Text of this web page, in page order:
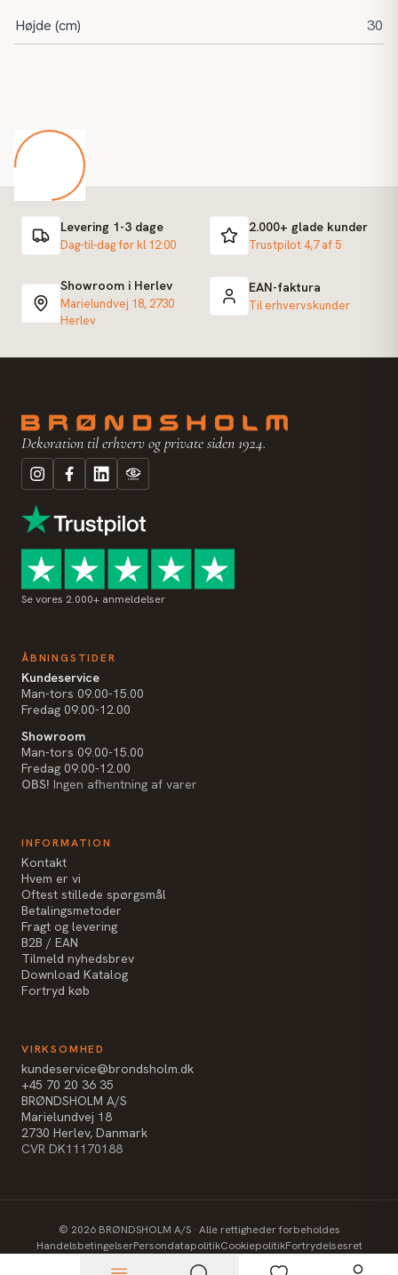
Højde (cm)
30
Levering 1-3 dage
Dag-til-dag før kl 12:00
2.000+ glade kunder
Trustpilot 4,7 af 5
Showroom i Herlev
Marielundvej 18, 2730
Herlev
EAN-faktura
Til erhvervskunder
Dekoration til erhverv og private siden 1924.
Se vores 2.000+ anmeldelser
ÅBNINGSTIDER
Kundeservice
Man-tors 09.00-15.00
Fredag 09.00-12.00
Showroom
Man-tors 09.00-15.00
Fredag 09.00-12.00
OBS! Ingen afhentning af varer
INFORMATION
Kontakt
Hvem er vi
Oftest stillede spørgsmål
Betalingsmetoder
Fragt og levering
B2B / EAN
Tilmeld nyhedsbrev
Download Katalog
Fortryd køb
VIRKSOMHED
kundeservice@brondsholm.dk
+45 70 20 36 35
BRØNDSHOLM A/S
Marielundvej 18
2730 Herlev, Danmark
CVR DK11170188
© 2026BRØNDSHOLM A/S · Alle rettigheder forbeholdes
HandelsbetingelserPersondatapolitikCookiepolitikFortrydelsesret